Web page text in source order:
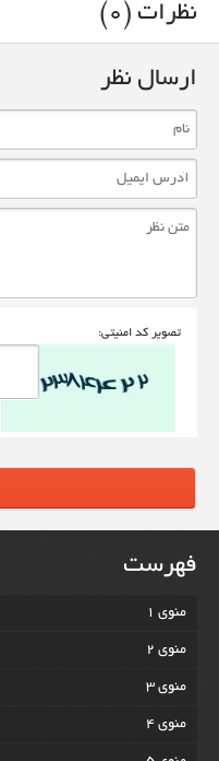
نظرات (0)
ارسال نظر
تصوير کد امنيتی:
فهرست
منوی 1
منوی 2
منوی 3
منوی 4